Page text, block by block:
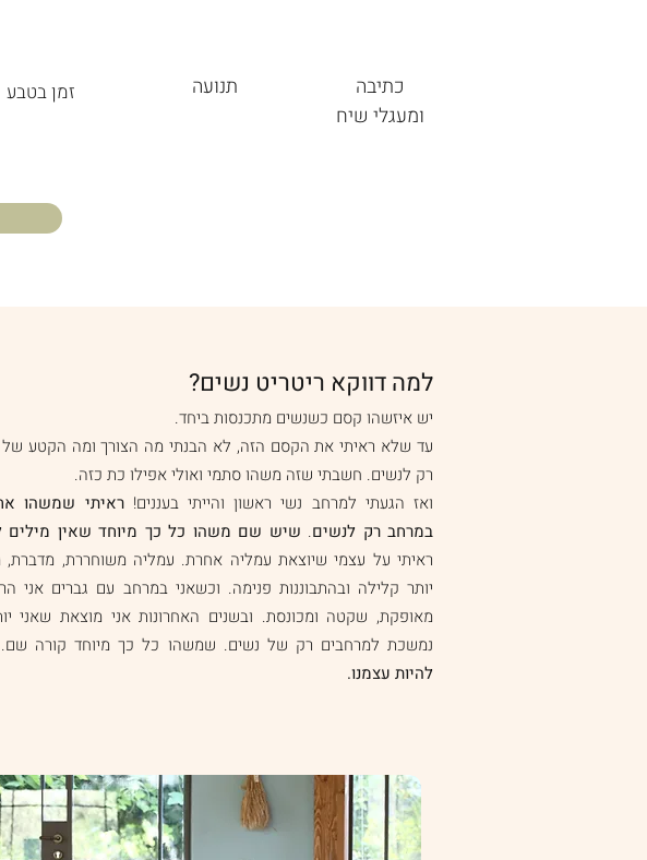
זמן בטבע
כתיבה
ומעגלי שיח
למה דווקא ריטריט נשים?
יש איזשהו קסם כשנשים מתכנסות ביחד.
עד שלא ראיתי את הקסם הזה, לא הבנתי מה הצורך ומה הקטע
רק לנשים. חשבתי שזה משהו סתמי ואולי אפילו כת כזה.
ואז הגעתי למרחב נשי ראשון והייתי בעננים!ראיתי שמשהו
במרחב רק לנשים. שיש שם משהו כל כך מיוחד שאין מילים
ראיתי על עצמי שיוצאת עמליה אחרת. עמליה משוחררת,
יותר קלילה ובהתבוננות פנימה. וכשאני במרחב עם גברים אני
מאופקת, שקטה ומכונסת. ובשנים האחרונות אני מוצאת שאני
נמשכת למרחבים רק של נשים. שמשהו כל כך מיוחד קורה שם.
להיות עצמנו.